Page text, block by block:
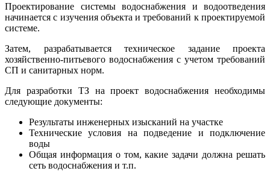
Проектирование системы водоснабжения и водоотведения
начинается с изучения объекта и требований к проектируемой
системе.
Затем, разрабатывается техническое задание проекта
хозяйственно-питьевого водоснабжения с учетом требований
СП и санитарных норм.
Для разработки ТЗ на проект водоснабжения необходимы
следующие документы:
Результаты инженерных изысканий на участке
Технические условия на подведение и подключение
воды
Общая информация о том, какие задачи должна решать
сеть водоснабжения и т.п.